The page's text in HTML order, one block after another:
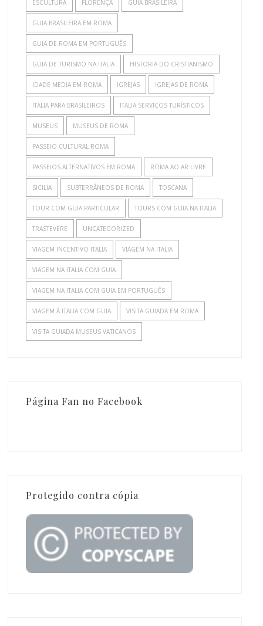
ESCULTURA FLORENÇA GUIA BRASILEIRA
GUIA BRASILEIRA EM ROMA
GUIA DE ROMA EM PORTUGUÊS
GUIA DE TURISMO NA ITALIA HISTORIA DO CRISTIANISMO
IDADE MEDIA EM ROMA IGREJAS IGREJAS DE ROMA
ITALIA PARA BRASILEIROS ITALIA SERVIÇOS TURÍSTICOS
MUSEUS MUSEUS DE ROMA
PASSEIO CULTURAL ROMA
PASSEIOS ALTERNATIVOS EM ROMA ROMA AO AR LIVRE
SICILIA SUBTERRÂNEOS DE ROMA TOSCANA
TOUR COM GUIA PARTICULAR TOURS COM GUIA NA ITALIA
TRASTEVERE UNCATEGORIZED
VIAGEM INCENTIVO ITALIA VIAGEM NA ITALIA
VIAGEM NA ITALIA COM GUIA
VIAGEM NA ITALIA COM GUIA EM PORTUGUÊS
VIAGEM À ITALIA COM GUIA VISITA GUIADA EM ROMA
VISITA GUIADA MUSEUS VATICANOS
Página Fan no Facebook
Protegido contra cópia